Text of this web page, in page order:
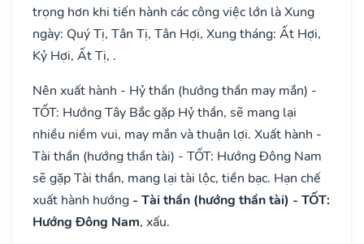
trọng hơn khi tiến hành các công việc lớn là Xung
ngày: Quý Tị, Tân Tị, Tân Hợi, Xung tháng: Ất Hợi,
Kỷ Hợi, Ất Tị, .
Nên xuất hành - Hỷ thần (hướng thần may mắn) -
TỐT: Hướng Tây Bắc gặp Hỷ thần, sẽ mang lại
nhiều niềm vui, may mắn và thuận lợi. Xuất hành -
Tài thần (hướng thần tài) - TỐT: Hướng Đông Nam
sẽ gặp Tài thần, mang lại tài lộc, tiền bạc. Hạn chế
xuất hành hướng - Tài thần (hướng thần tài) - TỐT:
Hướng Đông Nam, xấu.